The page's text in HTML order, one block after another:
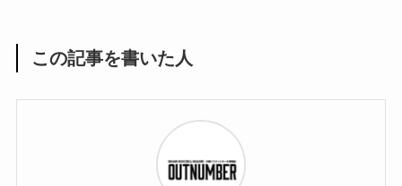
この記事を書いた人